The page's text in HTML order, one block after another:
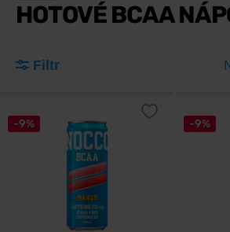
HOTOVÉ BCAA
Filtr
-9% -9%